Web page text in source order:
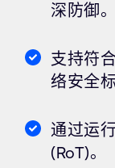
深防御。
支持符
络安全标
通过运
(RoT)。